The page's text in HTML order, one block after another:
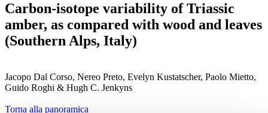
Carbon-isotope variability of Triassic
amber, as compared with wood and leaves
(Southern Alps, Italy)
Jacopo Dal Corso, Nereo Preto, Evelyn Kustatscher, Paolo Mietto,
Guido Roghi & Hugh C. Jenkyns
Torna alla panoramica